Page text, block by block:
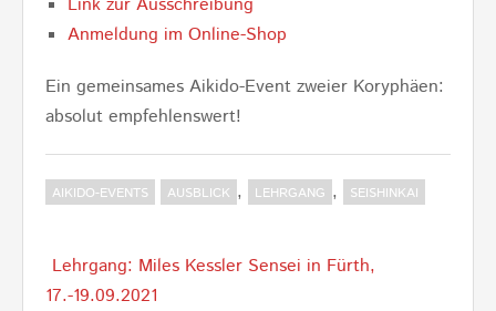
Anmeldung im Online-Shop
Ein gemeinsames Aikido-Event zweier Koryphäen:
absolut empfehlenswert!
AIKIDO-EVENTS AUSBLICK , LEHRGANG , SEISHINKAI
Post
navigation
Lehrgang: Miles Kessler Sensei in Fürth,
17.-19.09.2021